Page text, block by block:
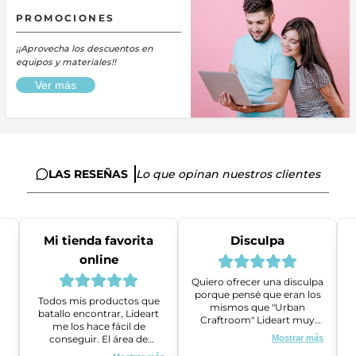
PROMOCIONES
¡¡Aprovecha los descuentos en
equipos y materiales!!
Ver más
LAS RESEÑAS Lo que opinan nuestros clientes
Mi tienda favorita
online
Todos mis productos que
batallo encontrar, Lideart
me los hace fácil de
conseguir. El área de
ventas es super amable y
Disculpa
Quiero ofrecer una disculpa
porque pensé que eran los
mismos que "Urban
Craftroom" Lideart muy
amables me ayudaron a
gestionar un problema que
Mostrar más